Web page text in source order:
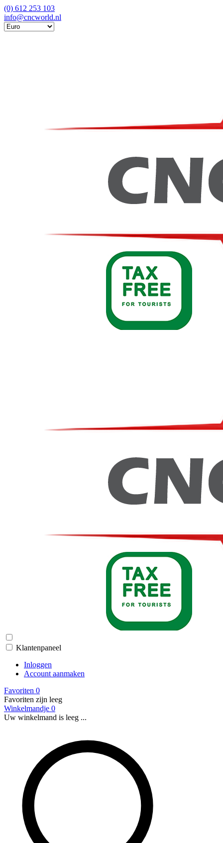
(0) 612 253 103
info@cncworld.nl
Klantenpaneel
Inloggen
Account aanmaken
Favoriten 0
Favoriten zijn leeg
Winkelmandje 0
Uw winkelmand is leeg ...